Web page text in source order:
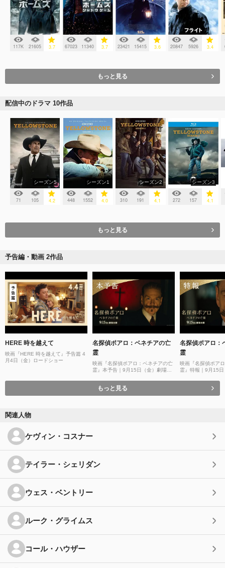
117K 21605 3.7 67023 11340 3.7 23421 15415 3.6 20847 5926 3.4
もっと見る
配信中のドラマ 10作品
シーズン5
71 105 4.2
シーズン1
448 1552 4.0
シーズン2
310 191 4.1
シーズン3
272 157 4.1
もっと見る
予告編・動画 2作品
HERE 時を越えて
映画『HERE 時を越えて』予告篇 4
月4日（金）ロードショー
名探偵ポアロ：ベネチアの亡
霊
映画『名探偵ポアロ：ベネチアの亡
霊』本予告｜9月15日（金）劇場公
名探偵ポアロ：
霊
映画『名探偵ポア
霊』特報｜9月15
もっと見る
関連人物
ケヴィン・コスナー
テイラー・シェリダン
ウェス・ベントリー
ルーク・グライムス
コール・ハウザー